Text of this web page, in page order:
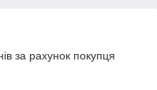
за рахунок покупця